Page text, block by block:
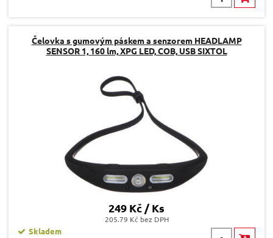
Čelovka s gumovým páskem a senzorem HEADLAMP
SENSOR 1, 160 lm, XPG LED, COB, USB SIXTOL
249 Kč / Ks
205.79 Kč bez DPH
Skladem